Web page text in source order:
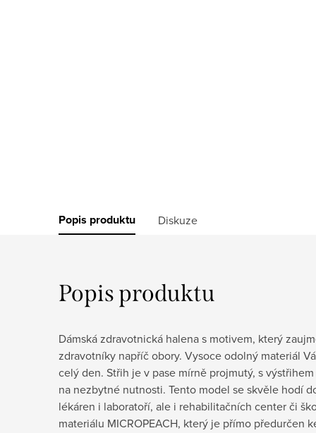
Popis produktu Diskuze
Popis produktu
Dámská zdravotnická halena s motivem, který
zdravotníky napříč obory. Vysoce odolný materiál
celý den. Střih je v pase mírně projmutý, s
na nezbytné nutnosti. Tento model se skvěle hodí
lékáren i laboratoří, ale i rehabilitačních center či
materiálu MICROPEACH, který je přímo předurčen